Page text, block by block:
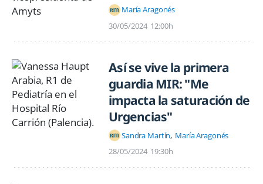
María Aragonés
30/05/2024 12:00h
Así se vive la primera
guardia MIR: "Me
impacta la saturación de
Urgencias"
Sandra Martín María Aragonés
28/05/2024 19:30h